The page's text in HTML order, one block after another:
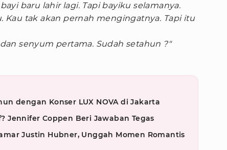
baru lahir lagi. Tapi bayiku selamanya.
Kau tak akan pernah mengingatnya. Tapi itu
senyum pertama. Sudah setahun ?"
dengan Konser LUX NOVA di Jakarta
Jennifer Coppen Beri Jawaban Tegas
Justin Hubner, Unggah Momen Romantis